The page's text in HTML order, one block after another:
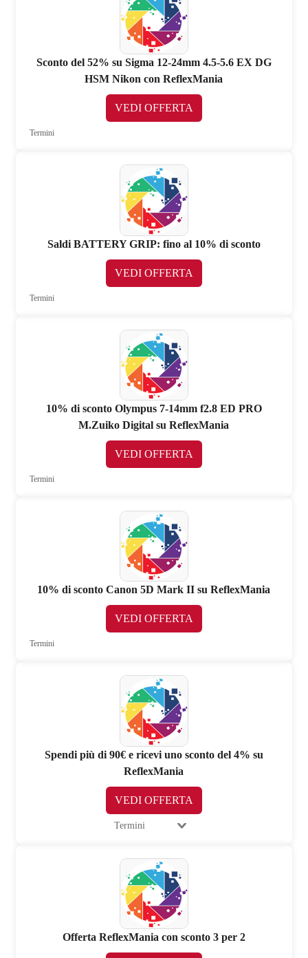
Sconto del 52% su Sigma 12-24mm 4.5-5.6 EX DG
HSM Nikon con ReflexMania
VEDI OFFERTA
Termini
Saldi BATTERY GRIP: fino al 10% di sconto
VEDI OFFERTA
Termini
10% di sconto Olympus 7-14mm f2.8 ED PRO
M.Zuiko Digital su ReflexMania
VEDI OFFERTA
Termini
10% di sconto Canon 5D Mark II su ReflexMania
VEDI OFFERTA
Termini
Spendi più di 90€ e ricevi uno sconto del 4% su
ReflexMania
VEDI OFFERTA
Termini
Offerta ReflexMania con sconto 3 per 2